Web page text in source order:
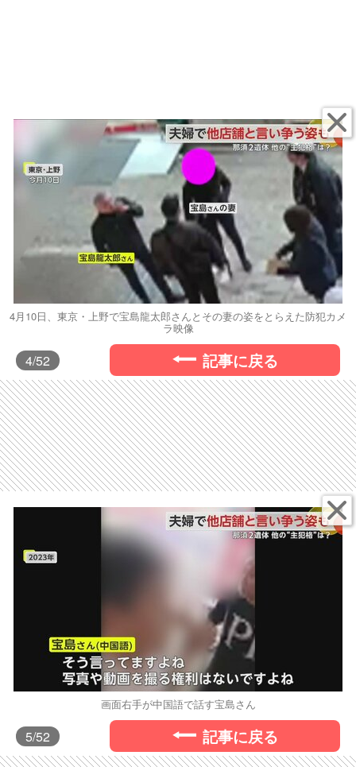
4月10日、東京・上野で宝島龍太郎さんとその妻の姿をとらえた防犯カメ
ラ映像
4/52 記事に戻る
画面右手が中国語で話す宝島さん
5/52 記事に戻る